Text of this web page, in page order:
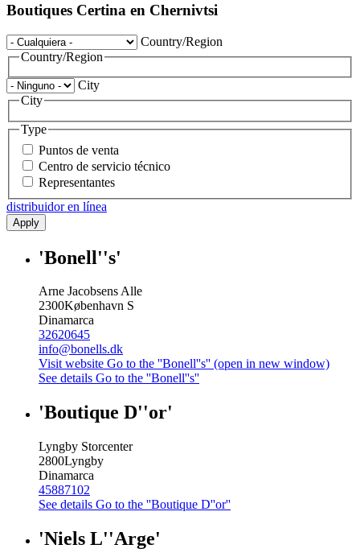
Boutiques Certina en Chernivtsi
Country/Region
Country/Region
City
City
Type
Puntos de venta
Centro de servicio técnico
Representantes
distribuidor en línea
Apply
'Bonell''s'
Arne Jacobsens Alle
2300København S
Dinamarca
32620645
info@bonells.dk
Visit website Go to the ''Bonell''s'' (open in new window)
See details Go to the ''Bonell''s''
'Boutique D''or'
Lyngby Storcenter
2800Lyngby
Dinamarca
45887102
See details Go to the ''Boutique D''or''
'Niels L''Arge'